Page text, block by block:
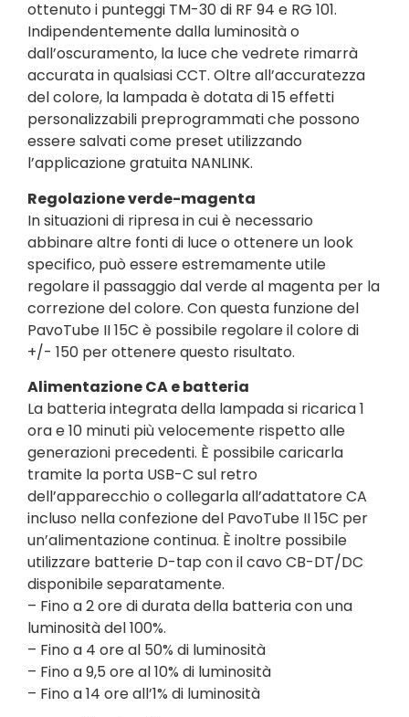
ottenuto i punteggi TM-30 di RF 94 e RG 101.
Indipendentemente dalla luminosità o
dall’oscuramento, la luce che vedrete rimarrà
accurata in qualsiasi CCT. Oltre all’accuratezza
del colore, la lampada è dotata di 15 effetti
personalizzabili preprogrammati che possono
essere salvati come preset utilizzando
l’applicazione gratuita NANLINK.
Regolazione verde-magenta
In situazioni di ripresa in cui è necessario
abbinare altre fonti di luce o ottenere un look
specifico, può essere estremamente utile
regolare il passaggio dal verde al magenta per la
correzione del colore. Con questa funzione del
PavoTube II 15C è possibile regolare il colore di
+/- 150 per ottenere questo risultato.
Alimentazione CA e batteria
La batteria integrata della lampada si ricarica 1
ora e 10 minuti più velocemente rispetto alle
generazioni precedenti. È possibile caricarla
tramite la porta USB-C sul retro
dell’apparecchio o collegarla all’adattatore CA
incluso nella confezione del PavoTube II 15C per
un’alimentazione continua. È inoltre possibile
utilizzare batterie D-tap con il cavo CB-DT/DC
disponibile separatamente.
– Fino a 2 ore di durata della batteria con una
luminosità del 100%.
– Fino a 4 ore al 50% di luminosità
– Fino a 9,5 ore al 10% di luminosità
– Fino a 14 ore all’1% di luminosità